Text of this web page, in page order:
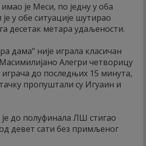
је Меси, по једну у оба
у обе ситуације шутирао
десетак метара удаљености.
дама" није играла класичан
Алегри четворицу
до последњих 15 минута,
пропуштали су Игуаин и
је до полуфинала ЛШ стигао
девет сати без примљеног